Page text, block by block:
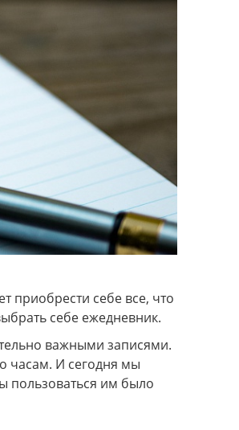
апреле со
себе все, что
себе ежедневник.
важными записями.
часам. И сегодня мы
пользоваться им было